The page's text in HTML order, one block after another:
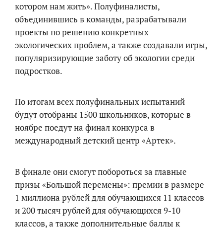
котором нам жить». Полуфиналисты,
объединившись в команды, разрабатывали
проекты по решению конкретных
экологических проблем, а также создавали игры,
популяризирующие заботу об экологии среди
подростков.
По итогам всех полуфинальных испытаний
будут отобраны 1500 школьников, которые в
ноябре поедут на финал конкурса в
международный детский центр «Артек».
В финале они смогут побороться за главные
призы «Большой перемены»: премии в размере
1 миллиона рублей для обучающихся 11 классов
и 200 тысяч рублей для обучающихся 9-10
классов, а также дополнительные баллы к